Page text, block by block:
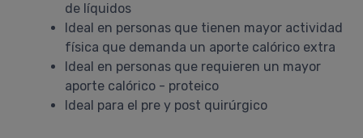
de líquidos
Ideal en personas que tienen mayor actividad
física que demanda un aporte calórico extra
Ideal en personas que requieren un mayor
aporte calórico - proteico
Ideal para el pre y post quirúrgico